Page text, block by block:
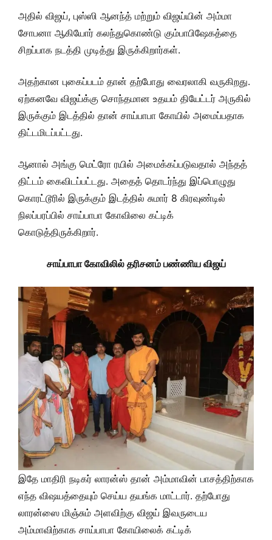
அதில் விஜய், புஸ்ஸி ஆனந்த் மற்றும் விஜய்யின் அம்மா
சோபனா ஆகியோர் கலந்துகொண்டு கும்பாபிஷேகத்தை
சிறப்பாக நடத்தி முடித்து இருக்கிறார்கள்.
அதற்கான புகைப்படம் தான் தற்போது வைரலாகி வருகிறது.
ஏற்கனவே விஜய்க்கு சொந்தமான உதயம் தியேட்டர் அருகில்
இருக்கும் இடத்தில் தான் சாய்பாபா கோயில் அமைப்பதாக
திட்டமிடப்பட்டது.
ஆனால் அங்கு மெட்ரோ ரயில் அமைக்கப்படுவதால் அந்தத்
திட்டம் கைவிடப்பட்டது. அதைத் தொடர்ந்து இப்பொழுது
கொரட்டூரில் இருக்கும் இடத்தில் சுமார் 8 கிரவுண்டில்
நிலப்பரப்பில் சாய்பாபா கோவிலை கட்டிக்
கொடுத்திருக்கிறார்.
சாய்பாபா கோவிலில் தரிசனம் பண்ணிய விஜய்
இதே மாதிரி நடிகர் லாரன்ஸ் தான் அம்மாவின் பாசத்திற்காக
எந்த விஷயத்தையும் செய்ய தயங்க மாட்டார். தற்போது
லாரன்ஸை மிஞ்சும் அளவிற்கு விஜய் இவருடைய
அம்மாவிற்காக சாய்பாபா கோயிலைக் கட்டிக்